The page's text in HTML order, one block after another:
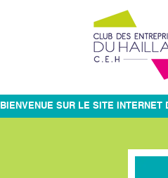
BIENVENUE SUR LE SITE INTERNET